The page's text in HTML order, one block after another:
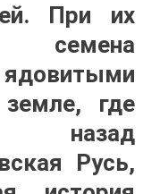
При их
семена
где
Русь,